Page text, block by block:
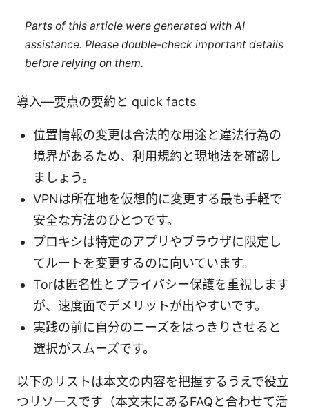
Parts of this article were generated with AI
assistance. Please double-check important details
before relying on them.
導入—要点の要約と quick facts
位置情報の変更は合法的な用途と違法行為の
境界があるため、利用規約と現地法を確認し
ましょう。
VPNは所在地を仮想的に変更する最も手軽で
安全な方法のひとつです。
プロキシは特定のアプリやブラウザに限定し
てルートを変更するのに向いています。
Torは匿名性とプライバシー保護を重視します
が、速度面でデメリットが出やすいです。
実践の前に自分のニーズをはっきりさせると
選択がスムーズです。
以下のリストは本文の内容を把握するうえで役立
つリソースです（本文末にあるFAQと合わせて活